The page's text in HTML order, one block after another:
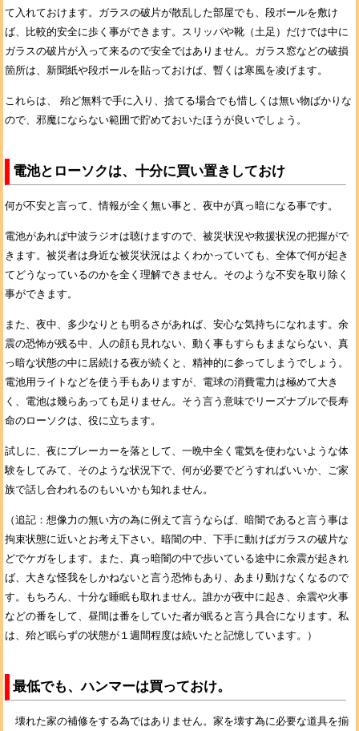
て入れておけます。ガラスの破片が散乱した部屋でも、段ボールを敷け
ば、比較的安全に歩く事ができます。スリッパや靴（土足）だけでは中に
ガラスの破片が入って来るので安全ではありません。ガラス窓などの破損
箇所は、新聞紙や段ボールを貼っておけば、暫くは寒風を凌げます。
これらは、 殆ど無料で手に入り、捨てる場合でも惜しくは無い物ばかりな
ので、邪魔にならない範囲で貯めておいたほうが良いでしょう。
電池とローソクは、十分に買い置きしておけ
何が不安と言って、情報が全く無い事と、夜中が真っ暗になる事です。
電池があれば中波ラジオは聴けますので、被災状況や救援状況の把握がで
きます。被災者は身近な被災状況はよくわかっていても、全体で何が起き
てどうなっているのかを全く理解できません。そのような不安を取り除く
事ができます。
また、夜中、多少なりとも明るさがあれば、安心な気持ちになれます。余
震の恐怖が残る中、人の顔も見れない、動く事もすらもままならない、真
っ暗な状態の中に居続ける夜が続くと、精神的に参ってしまうでしょう。
電池用ライトなどを使う手もありますが、電球の消費電力は極めて大き
く、電池は幾らあっても足りません。そう言う意味でリーズナブルで長寿
命のローソクは、役に立ちます。
試しに、夜にブレーカーを落として、一晩中全く電気を使わないような体
験をしてみて、そのような状況下で、何が必要でどうすればいいか、ご家
族で話し合われるのもいいかも知れません。
（追記：想像力の無い方の為に例えて言うならば、暗闇であると言う事は
拘束状態に近いとお考え下さい。暗闇の中、下手に動けばガラスの破片な
どでケガをします。また、真っ暗闇の中で歩いている途中に余震が起きれ
ば、大きな怪我をしかねないと言う恐怖もあり、あまり動けなくなるので
す。もちろん、十分な睡眠も取れません。誰かが夜中に起き、余震や火事
などの番をして、昼間は番をしていた者が眠ると言う具合になります。私
は、殆ど眠らずの状態が１週間程度は続いたと記憶しています。）
最低でも、ハンマーは買っておけ。
壊れた家の補修をする為ではありません。家を壊す為に必要な道具を揃